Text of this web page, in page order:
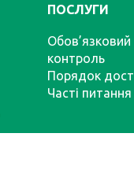
ПОСЛУГИ
Обов’язковий
контроль
Порядок
Часті питання